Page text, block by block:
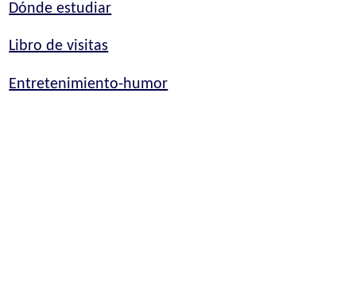
Dónde estudiar
Libro de visitas
Entretenimiento-humor